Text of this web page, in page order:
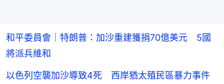
和平委員會｜特朗普：加沙重建獲捐70億美元 5國
將派兵維和
以色列空襲加沙導致4死 西岸猶太殖民區暴力事件